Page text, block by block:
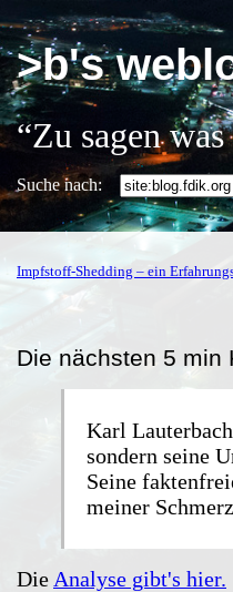
>b's
“Zu sagen
Suche nach:
Impfstoff-Shedding – ein
Die nächsten 5 min
Karl
sondern seine
Seine
meiner
Die Analyse gibt's hier.